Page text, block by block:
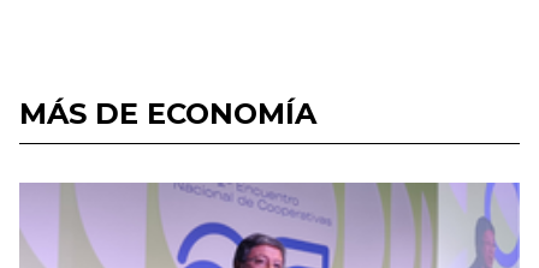
MÁS DE ECONOMÍA